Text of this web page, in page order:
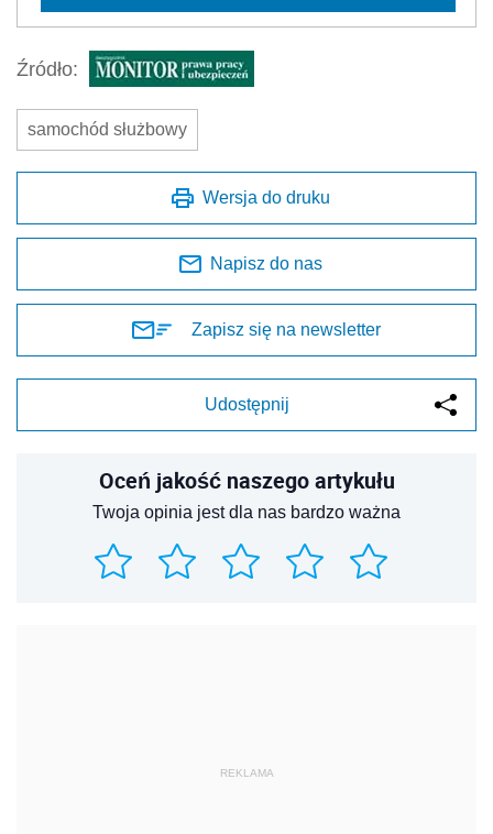
Źródło:
samochód służbowy
Wersja do druku
Napisz do nas
Zapisz się na newsletter
Udostępnij
Oceń jakość naszego artykułu
Twoja opinia jest dla nas bardzo ważna
REKLAMA